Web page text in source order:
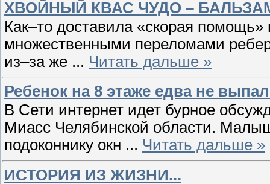
ХВОЙНЫЙ КВАС ЧУДО –
Как–то доставила «скорая
множественными переломами
из–за же ... Читать дальше »
Ребенок на 8 этаже едва не
В Сети интернет идет бурное
Миасс Челябинской области.
подоконнику окн ... Читать дальше »
ИСТОРИЯ ИЗ ЖИЗНИ...